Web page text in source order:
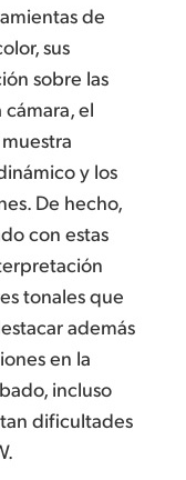
de
sus
sobre las
el
y los
De hecho,
con estas
tonales que
además
en la
incluso
dificultades